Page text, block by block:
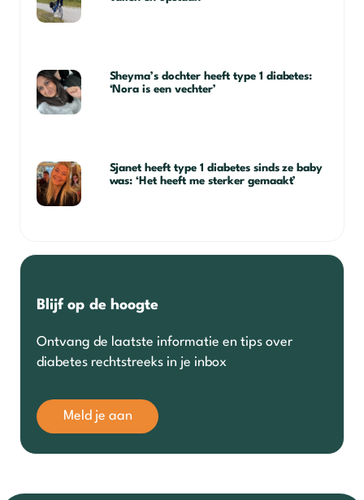
Sheyma’s dochter heeft type 1 diabetes:
‘Nora is een vechter’
Sjanet heeft type 1 diabetes sinds ze baby
was: ‘Het heeft me sterker gemaakt’
Blijf op de hoogte
Ontvang de laatste informatie en tips over
diabetes rechtstreeks in je inbox
Meld je aan